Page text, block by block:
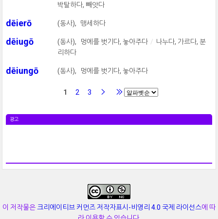
박탈하다, 빼앗다
dēierō (동사), 맹세하다
dēiugō (동사), 멍에를 벗기다, 놓아주다
나누다, 가르다, 분
리하다
dēiungō (동사), 멍에를 벗기다, 놓아주다
1 2 3
광고
이 저작물은크리에이티브 커먼즈 저작자표시-비영리 4.0 국제 라이선스에 따